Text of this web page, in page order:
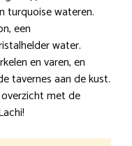
turquoise wateren.
een
water.
en varen, en
tavernes aan de kust.
met de